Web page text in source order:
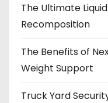
The Ultimate
Recomposition
The Benefits of
Weight Support
Truck Yard